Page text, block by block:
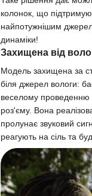
колонок, що
найпотужнішим
динаміки!
Захищена від
Модель захищена за
біля джерел вологи:
веселому проведенню
роз'єму. Вона
пролунає звуковий
реагують на сіль та